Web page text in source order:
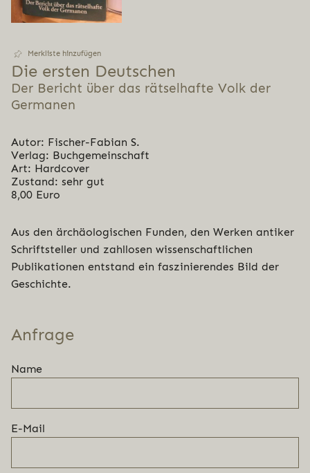
Merkliste hinzufügen
Die ersten Deutschen
Der Bericht über das rätselhafte Volk der
Germanen
Autor: Fischer-Fabian S.
Verlag: Buchgemeinschaft
Art: Hardcover
Zustand: sehr gut
8,00 Euro
Aus den ärchäologischen Funden, den Werken antiker
Schriftsteller und zahllosen wissenschaftlichen
Publikationen entstand ein faszinierendes Bild der
Geschichte.
Anfrage
Name
E-Mail